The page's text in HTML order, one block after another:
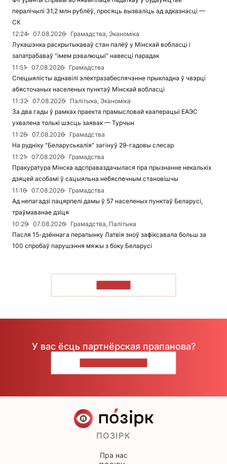
пералічылі 31,2 млн рублёў, просяць вызваліць ад адказнасці —
СК
12:24
07.08.2026
Грамадства, Эканоміка
Лукашэнка раскрытыкаваў стан палёў у Мінскай вобласці і
запатрабаваў "імем рэвалюцыі" навесці парадак
11:51
07.08.2026
Грамадства
Спецыялісты аднавілі электразабеспячэнне прыкладна ў чвэрці
абясточаных населеных пунктаў Мінскай вобласці
11:32
07.08.2026
Палітыка, Эканоміка
За два гады ў рамках праекта прамысловай кааперацыі ЕАЭС
ухвалена толькі шэсць заявак — Турчын
11:26
07.08.2026
Грамадства
На рудніку "Беларуськалія" загінуў 29-гадовы слесар
11:21
07.08.2026
Грамадства
Пракуратура Мінска адсправаздачылася пра прызнанне некалькіх
дзяцей асобамі ў сацыяльна небяспечным становішчы
11:16
07.08.2026
Грамадства
Ад непагадзі пацярпелі дамы ў 57 населеных пунктаў Беларусі,
траўмаванае дзіця
10:29
07.08.2026
Грамадства, Палітыка
Пасля 15-дзённага перапынку Латвія зноў зафіксавала больш за
100 спробаў парушэння мяжы з боку Беларусі
У вас ёсць партнёрская прапанова?
ПОЗІРК
Пра нас